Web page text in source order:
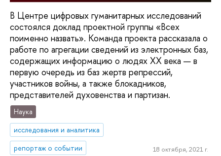
В Центре цифровых гуманитарных исследований
состоялся доклад проектной группы «Всех
поименно назвать». Команда проекта рассказала о
работе по агрегации сведений из электронных баз,
содержащих информацию о людях XX века — в
первую очередь из баз жертв репрессий,
участников войны, а также блокадников,
представителей духовенства и партизан.
Наука
исследования и аналитика
репортаж о событии
18 октября, 2021 г.